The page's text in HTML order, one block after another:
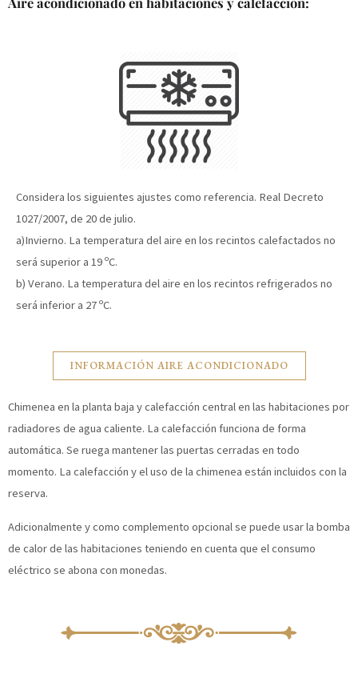
Considera los siguientes ajustes como referencia. Real Decreto
1027/2007, de 20 de julio.
a)Invierno. La temperatura del aire en los recintos calefactados no
será superior a 19 ºC.
b) Verano. La temperatura del aire en los recintos refrigerados no
será inferior a 27 ºC.
INFORMACIÓN AIRE ACONDICIONADO
Chimenea en la planta baja y calefacción central en las habitaciones por
radiadores de agua caliente. La calefacción funciona de forma
automática. Se ruega mantener las puertas cerradas en todo
momento. La calefacción y el uso de la chimenea están incluidos con la
reserva.
Adicionalmente y como complemento opcional se puede usar la bomba
de calor de las habitaciones teniendo en cuenta que el consumo
eléctrico se abona con monedas.